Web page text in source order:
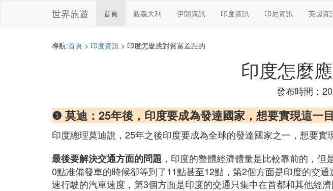
世界旅遊 首頁 觀義大利 伊朗資訊 印度資訊 印尼資訊 英國資
導航:首頁 > 印度資訊 > 印度怎麼應對貧富差距的
印度怎麼
發布時間：
❶ 莫迪：25年後，印度要成為發達國家，想要實現這一
印度總理莫迪說，25年之後印度要成為全球的發達國家之一，想要實
最後要解決交通方面的問題 ，印度的整體經濟體量是比較靠前的，
0點准備發車的時候卻等到了11點甚至12點，第2個方面是印度的交
速行駛的汽車速度，第3個方面是印度的交通只集中在首都和其他經